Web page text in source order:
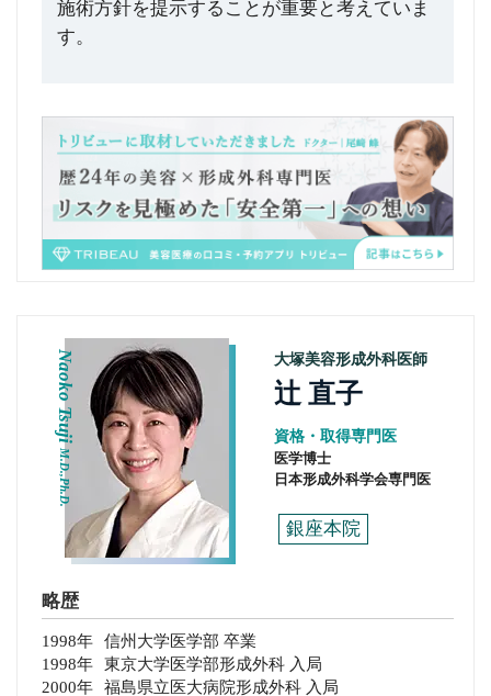
施術方針を提示することが重要と考えていま
す。
Naoko Tsuji
M.D.,Ph.D.
大塚美容形成外科医師
辻 直子
資格・取得専門医
医学博士
日本形成外科学会専門医
銀座本院
略歴
1998年
信州大学医学部 卒業
1998年
東京大学医学部形成外科 入局
2000年
福島県立医大病院形成外科 入局